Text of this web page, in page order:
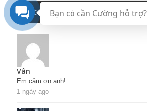
Recent Comments
Vân
Em cảm ơn anh!
1 ngày ago
Bạn có cần Cường hỗ trợ?